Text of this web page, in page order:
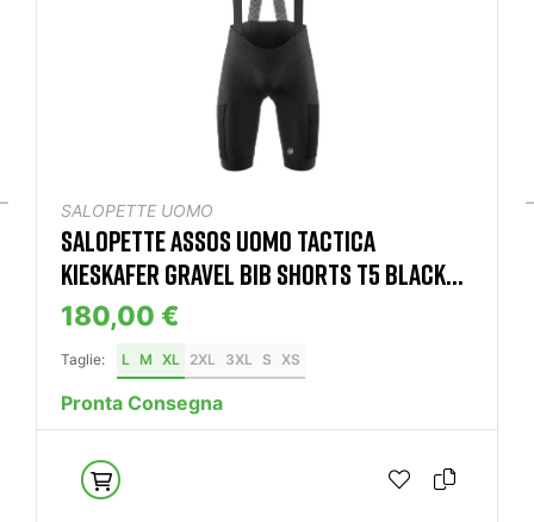
SALOPETTE UOMO
SALOPETTE ASSOS UOMO TACTICA
KIESKAFER GRAVEL BIB SHORTS T5 BLACK...
180,00 €
Taglie: L M XL 2XL 3XL S XS
Pronta Consegna